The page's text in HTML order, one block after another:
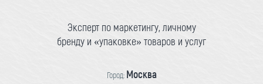
Эксперт по маркетингу, личному
бренду и «упаковке» товаров и услуг
Город: Москва